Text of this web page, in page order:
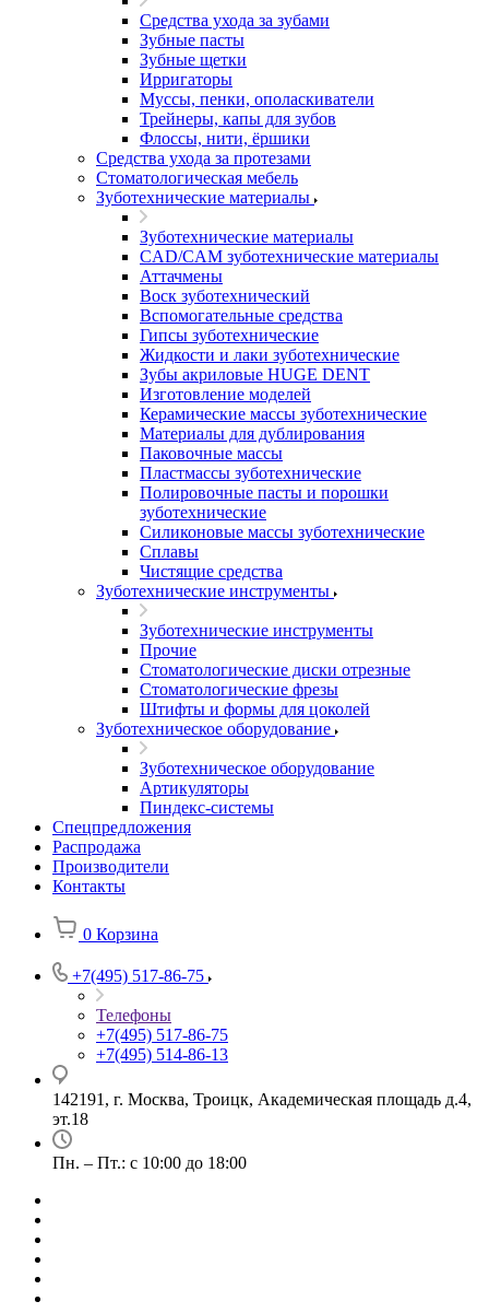
Средства ухода за зубами
Зубные пасты
Зубные щетки
Ирригаторы
Муссы, пенки, ополаскиватели
Трейнеры, капы для зубов
Флоссы, нити, ёршики
Средства ухода за протезами
Стоматологическая мебель
Зуботехнические материалы
Зуботехнические материалы
CAD/CAM зуботехнические материалы
Аттачмены
Воск зуботехнический
Вспомогательные средства
Гипсы зуботехнические
Жидкости и лаки зуботехнические
Зубы акриловые HUGE DENT
Изготовление моделей
Керамические массы зуботехнические
Материалы для дублирования
Паковочные массы
Пластмассы зуботехнические
Полировочные пасты и порошки
зуботехнические
Силиконовые массы зуботехнические
Сплавы
Чистящие средства
Зуботехнические инструменты
Зуботехнические инструменты
Прочие
Стоматологические диски отрезные
Стоматологические фрезы
Штифты и формы для цоколей
Зуботехническое оборудование
Зуботехническое оборудование
Артикуляторы
Пиндекс-системы
Спецпредложения
Распродажа
Производители
Контакты
0 Корзина
+7(495) 517-86-75
Телефоны
+7(495) 517-86-75
+7(495) 514-86-13
142191, г. Москва, Троицк, Академическая площадь д.4,
эт.18
Пн. – Пт.: с 10:00 до 18:00